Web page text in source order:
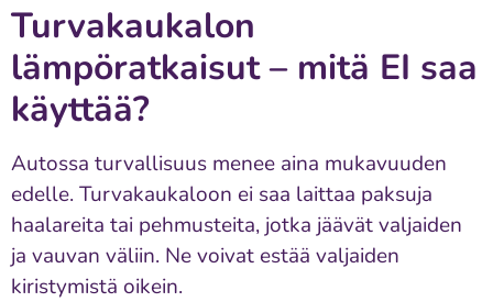
Turvakaukalon
lämpöratkaisut – mitä EI saa
käyttää?
Autossa turvallisuus menee aina mukavuuden
edelle. Turvakaukaloon ei saa laittaa paksuja
haalareita tai pehmusteita, jotka jäävät valjaiden
ja vauvan väliin. Ne voivat estää valjaiden
kiristymistä oikein.